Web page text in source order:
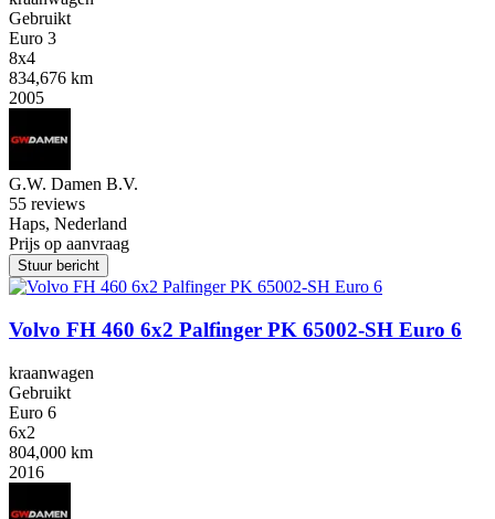
Gebruikt
Euro 3
8x4
834,676 km
2005
G.W. Damen B.V.
55 reviews
Haps, Nederland
Prijs op aanvraag
Stuur bericht
Volvo FH 460 6x2 Palfinger PK 65002-SH Euro 6
kraanwagen
Gebruikt
Euro 6
6x2
804,000 km
2016